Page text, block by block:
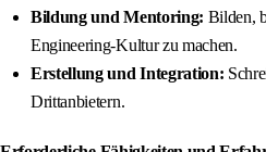
Bildung und Mentoring: Bilden,
Engineering-Kultur zu machen.
Erstellung und Integration:
Drittanbietern.